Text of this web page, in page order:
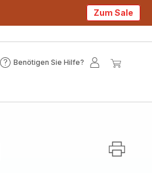
Zum Sale
Benötigen Sie Hilfe?
Benötigen
Mein